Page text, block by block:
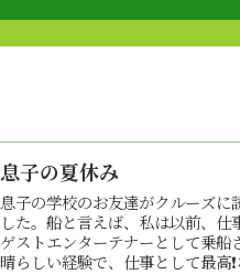
息子の夏休み
息子の学校のお友達がクルーズに
した。船と言えば、私は以前、
ゲストエンターテナーとして乗
晴らしい経験で、仕事として最高